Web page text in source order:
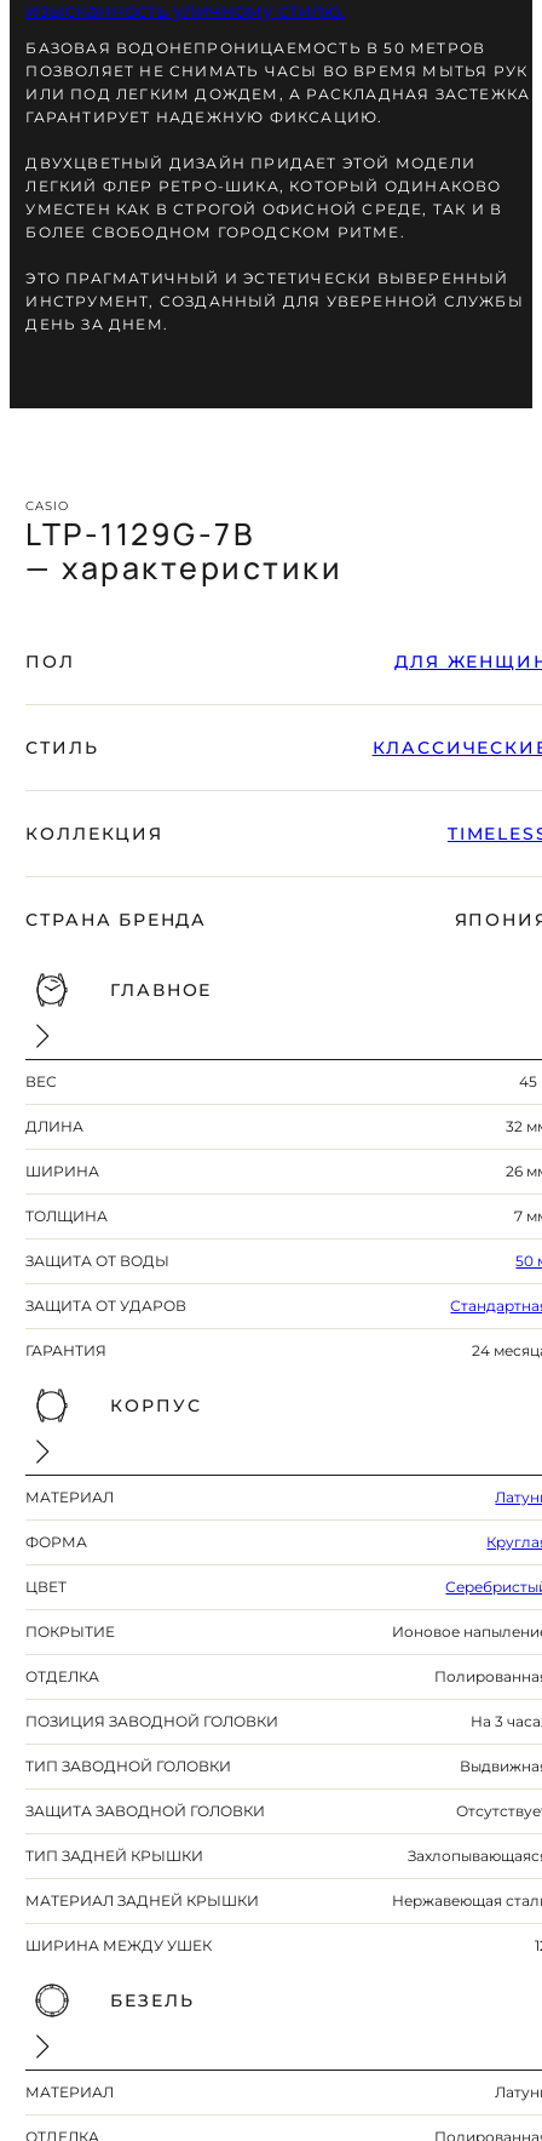
БАЗОВАЯ ВОДОНЕПРОНИЦАЕМОСТЬ В 50 МЕТРОВ
ПОЗВОЛЯЕТ НЕ СНИМАТЬ ЧАСЫ ВО ВРЕМЯ МЫТЬЯ РУК
ИЛИ ПОД ЛЕГКИМ ДОЖДЕМ, А РАСКЛАДНАЯ ЗАСТЕЖКА
ГАРАНТИРУЕТ НАДЕЖНУЮ ФИКСАЦИЮ.
ДВУХЦВЕТНЫЙ ДИЗАЙН ПРИДАЕТ ЭТОЙ МОДЕЛИ
ЛЕГКИЙ ФЛЕР РЕТРО-ШИКА, КОТОРЫЙ ОДИНАКОВО
УМЕСТЕН КАК В СТРОГОЙ ОФИСНОЙ СРЕДЕ, ТАК И В
БОЛЕЕ СВОБОДНОМ ГОРОДСКОМ РИТМЕ.
ЭТО ПРАГМАТИЧНЫЙ И ЭСТЕТИЧЕСКИ ВЫВЕРЕННЫЙ
ИНСТРУМЕНТ, СОЗДАННЫЙ ДЛЯ УВЕРЕННОЙ СЛУЖБЫ
ДЕНЬ ЗА ДНЕМ.
CASIO
LTP-1129G-7B
— характеристики
ПОЛ ДЛЯ
СТИЛЬ
КОЛЛЕКЦИЯ
СТРАНА БРЕНДА
ГЛАВНОЕ
ВЕС 45
ДЛИНА 32
ШИРИНА 26
ТОЛЩИНА 7
ЗАЩИТА ОТ ВОДЫ 50
ЗАЩИТА ОТ УДАРОВ
ГАРАНТИЯ 24
КОРПУС
МАТЕРИАЛ
ФОРМА
ЦВЕТ
ПОКРЫТИЕ Ионовое
ОТДЕЛКА
ПОЗИЦИЯ ЗАВОДНОЙ ГОЛОВКИ На 3
ТИП ЗАВОДНОЙ ГОЛОВКИ
ЗАЩИТА ЗАВОДНОЙ ГОЛОВКИ
ТИП ЗАДНЕЙ КРЫШКИ
МАТЕРИАЛ ЗАДНЕЙ КРЫШКИ Нержавеющая
ШИРИНА МЕЖДУ УШЕК
БЕЗЕЛЬ
МАТЕРИАЛ
ОТДЕЛКА